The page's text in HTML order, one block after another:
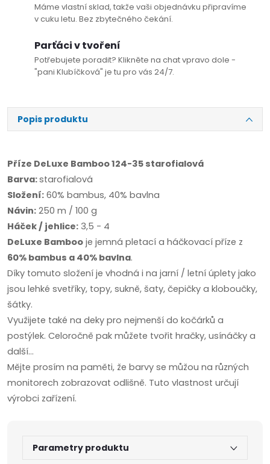
Máme vlastní sklad, takže vaši objednávku připravíme
v cuku letu. Bez zbytečného čekání.
Parťáci v tvoření
Potřebujete poradit? Klikněte na chat vpravo dole -
"pani Klubíčková" je tu pro vás 24/7.
Popis produktu
Příze DeLuxe Bamboo 124-35 starofialová
Barva:starofialová
Složení: 60% bambus, 40% bavlna
Návin: 250 m / 100 g
Háček / jehlice: 3,5 - 4
DeLuxe Bamboo je jemná pletací a háčkovací příze z
60% bambus a 40% bavlna.
Díky tomuto složení je vhodná i na jarní / letní úplety jako
jsou lehké svetříky, topy, sukně, šaty, čepičky a kloboučky,
šátky.
Využijete také na deky pro nejmenší do kočárků a
postýlek. Celoročně pak můžete tvořit hračky, usínáčky a
další...
Mějte prosím na paměti, že barvy se můžou na různých
monitorech zobrazovat odlišně. Tuto vlastnost určují
výrobci zařízení.
Parametry produktu